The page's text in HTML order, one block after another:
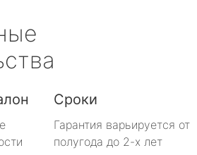
Сроки
Гарантия варьируется от
полугода до 2-х лет